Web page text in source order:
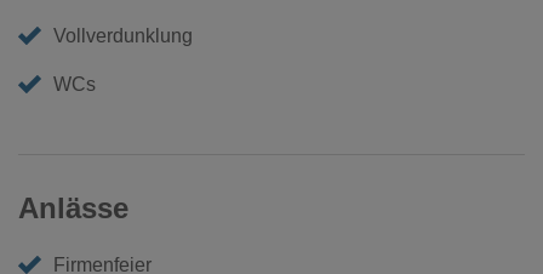
Vollverdunklung
WCs
Anlässe
Firmenfeier